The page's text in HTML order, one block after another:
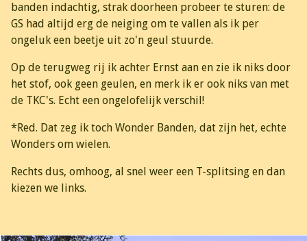
banden indachtig, strak doorheen probeer te sturen: de
GS had altijd erg de neiging om te vallen als ik per
ongeluk een beetje uit zo'n geul stuurde.
Op de terugweg rij ik achter Ernst aan en zie ik niks door
het stof, ook geen geulen, en merk ik er ook niks van met
de TKC's. Echt een ongelofelijk verschil!
*Red. Dat zeg ik toch Wonder Banden, dat zijn het, echte
Wonders om wielen.
Rechts dus, omhoog, al snel weer een T-splitsing en dan
kiezen we links.